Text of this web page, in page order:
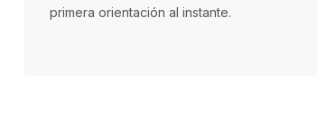
primera orientación al instante.